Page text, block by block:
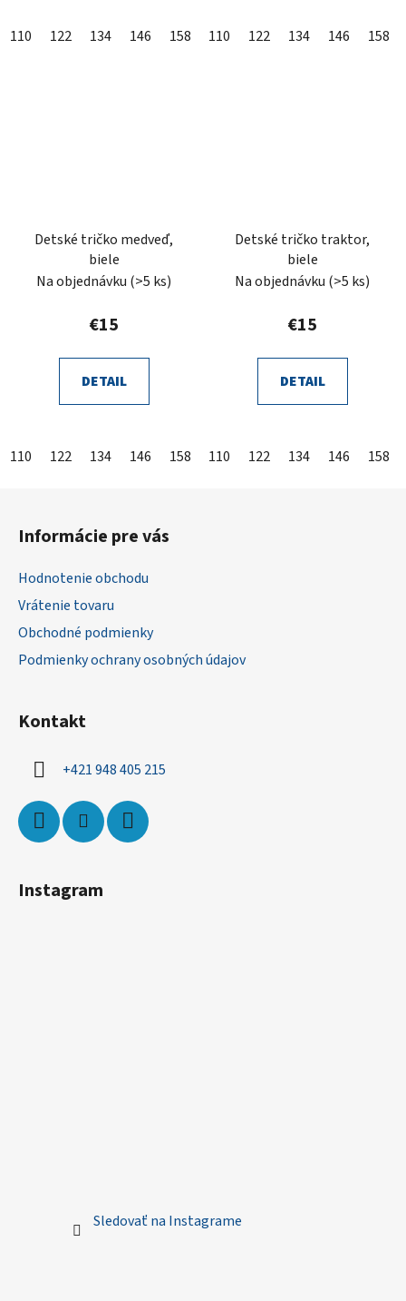
110 122 134 146 158 110 122 134 146 158
Detské tričko medveď,
biele
Na objednávku (>5 ks)
€15
DETAIL
110 122 134 146 158
Detské tričko traktor,
biele
Na objednávku (>5 ks)
€15
DETAIL
110 122 134 146 158
Informácie pre vás
Hodnotenie obchodu
Vrátenie tovaru
Obchodné podmienky
Podmienky ochrany osobných údajov
Kontakt
+421 948 405 215
Instagram
Sledovať na Instagrame